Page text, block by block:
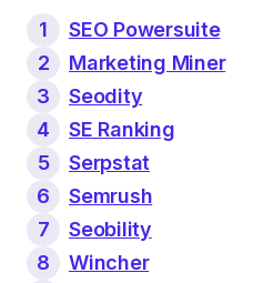
1
SEO Powersuite
2
Marketing Miner
3
Seodity
4
SE Ranking
5
Serpstat
6
Semrush
7
Seobility
8
Wincher